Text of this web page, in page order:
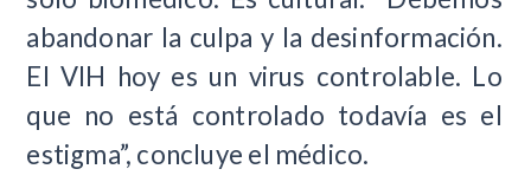
abandonar la culpa y la desinformación.
El VIH hoy es un virus controlable. Lo
que no está controlado todavía es el
estigma”, concluye el médico.